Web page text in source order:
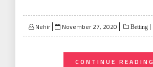
Nehir
Posted
on
November 27, 2020 Betting
CONTINUE READING